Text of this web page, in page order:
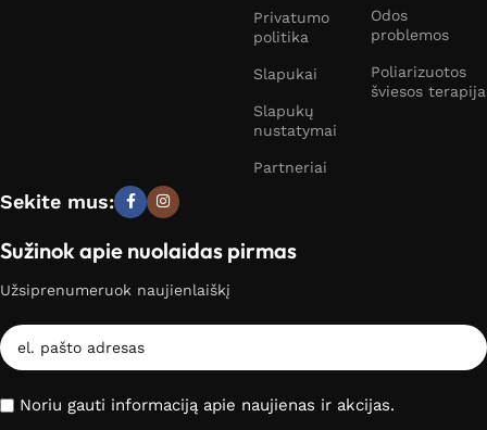
Privatumo
politika
Slapukai
Slapukų
nustatymai
Partneriai
Odos
problemos
Poliarizuotos
šviesos terapija
Sekite mus:
Sužinok apie nuolaidas pirmas
Užsiprenumeruok naujienlaiškį
Noriu gauti informaciją apie naujienas ir akcijas.